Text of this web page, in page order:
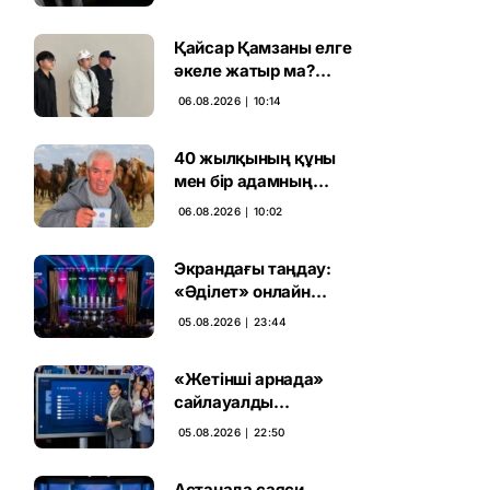
Қайсар Қамзаны елге
әкеле жатыр ма?
Атышулы Блогер
06.08.2026 ∣ 10:14
40 жылқының құны
мен бір адамның
тағдыры: апелляция 7
06.08.2026 ∣ 10:02
Экрандағы таңдау:
«Әділет» онлайн
дауыс беруде алға
05.08.2026 ∣ 23:44
«Жетінші арнада»
сайлауалды
теледебаттың аралық
05.08.2026 ∣ 22:50